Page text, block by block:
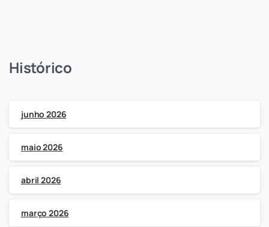
Histórico
junho 2026
maio 2026
abril 2026
março 2026